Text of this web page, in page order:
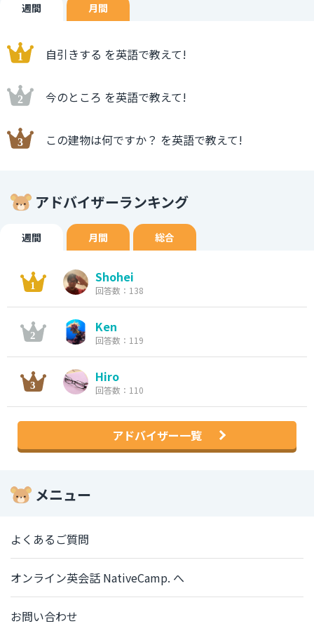
週間 月間
自引きする を英語で教えて!
今のところ を英語で教えて!
この建物は何ですか？ を英語で教えて!
アドバイザーランキング
週間 月間 総合
Shohei
回答数：138
Ken
回答数：119
Hiro
回答数：110
アドバイザー一覧
メニュー
よくあるご質問
オンライン英会話 NativeCamp. へ
お問い合わせ